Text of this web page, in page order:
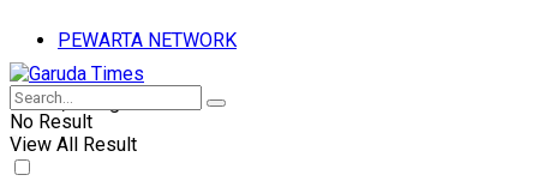
PEWARTA NETWORK
Kamis, 06 Agu 2026
No Result
View All Result